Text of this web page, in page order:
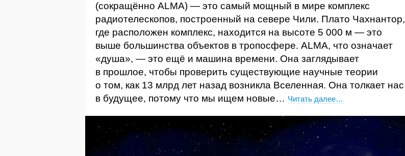
(сокращённо ALMA) — это самый мощный в мире комплекс
радиотелескопов, построенный на севере Чили. Плато Чахнантор,
где расположен комплекс, находится на высоте 5 000 м — это
выше большинства объектов в тропосфере. ALMA, что означает
«душа», — это ещё и машина времени. Она заглядывает
в прошлое, чтобы проверить существующие научные теории
о том, как 13 млрд лет назад возникла Вселенная. Она толкает нас
в будущее, потому что мы ищем новые… Читать далее…